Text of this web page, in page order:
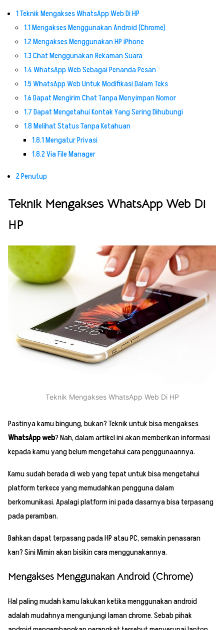
1Teknik Mengakses WhatsApp Web Di HP
1.1Mengakses Menggunakan Android (Chrome)
1.2Mengakses Menggunakan HP iPhone
1.3Chat Menggunakan Rekaman Suara
1.4WhatsApp Web Sebagai Penanda Pesan
1.5WhatsApp Web Untuk Modifikasi Dalam Teks
1.6Dapat Mengirim Chat Tanpa Menyimpan Nomor
1.7Dapat Mengetahui Kontak Yang Sering Dihubungi
1.8Melihat Status Tanpa Ketahuan
1.8.1Mengatur Privasi
1.8.2Via File Manager
2Penutup
Teknik Mengakses WhatsApp Web Di
HP
Teknik Mengakses WhatsApp Web Di HP
Pastinya kamu bingung, bukan? Teknik untuk bisa mengakses
WhatsApp web? Nah, dalam artikel ini akan memberikan informasi
kepada kamu yang belum mengetahui cara penggunaannya.
Kamu sudah berada di web yang tepat untuk bisa mengetahui
platform terkece yang memudahkan pengguna dalam
berkomunikasi. Apalagi platform ini pada dasarnya bisa terpasang
pada peramban.
Bahkan dapat terpasang pada HP atau PC, semakin penasaran
kan? Sini Mimin akan bisikin cara menggunakannya.
Mengakses Menggunakan Android (Chrome)
Hal paling mudah kamu lakukan ketika menggunakan android
adalah mudahnya mengunjungi laman chrome. Sebab pihak